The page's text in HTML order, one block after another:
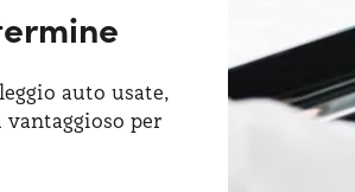
auto usate,
per